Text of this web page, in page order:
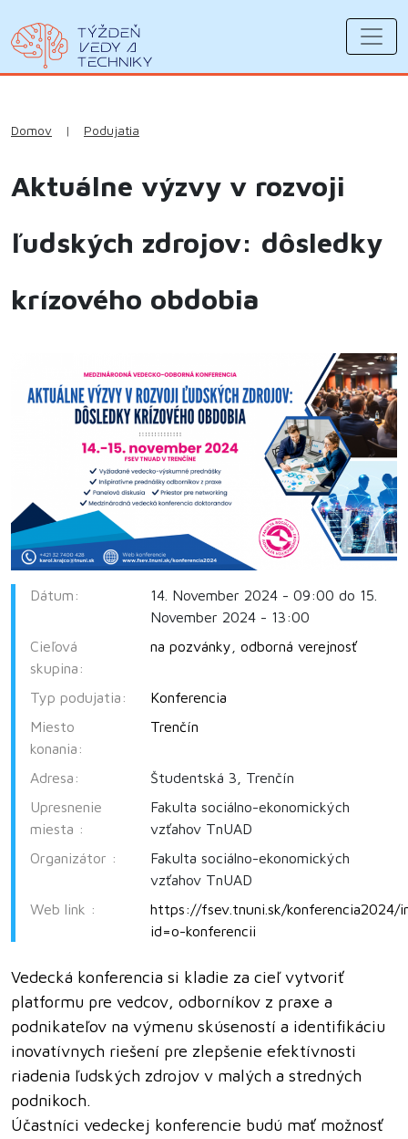
Domov | Podujatia
Aktuálne výzvy v rozvoji
ľudských zdrojov: dôsledky
krízového obdobia
Dátum:
14. November 2024 - 09:00 do 15.
November 2024 - 13:00
Cieľová
skupina:
na pozvánky odborná verejnosť
Typ podujatia:
Konferencia
Miesto
konania:
Trenčín
Adresa:
Študentská 3, Trenčín
Upresnenie
miesta :
Fakulta sociálno-ekonomických
vzťahov TnUAD
Organizátor :
Fakulta sociálno-ekonomických
vzťahov TnUAD
Web link :
https://fsev.tnuni.sk/konferencia2024/
id=o-konferencii
Vedecká konferencia si kladie za cieľ vytvoriť
platformu pre vedcov, odborníkov z praxe a
podnikateľov na výmenu skúseností a identifikáciu
inovatívnych riešení pre zlepšenie efektívnosti
riadenia ľudských zdrojov v malých a stredných
podnikoch.
Účastníci vedeckej konferencie budú mať možnosť